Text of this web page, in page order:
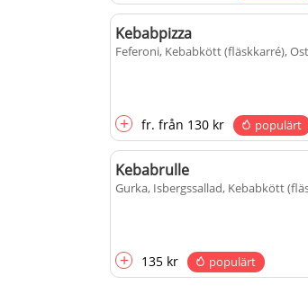
Kebabpizza
Feferoni, Kebabkött (fläskkarré),
+ fr. från 130 kr populärt
Kebabrulle
Gurka, Isbergssallad, Kebabkött
+ 135 kr populärt